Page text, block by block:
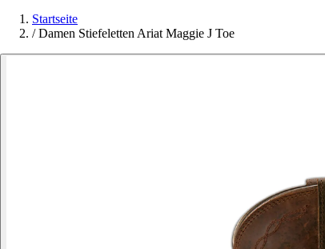
Startseite
/ Damen Stiefeletten Ariat Maggie J Toe